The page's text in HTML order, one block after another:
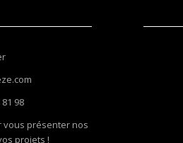
81 98
vous présenter nos
projets !